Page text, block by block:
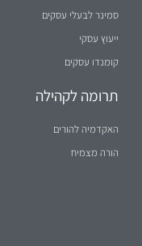
סמינר לבעלי עסקים
ייעוץ עסקי
קומנדו עסקים
תרומה לקהילה
האקדמיה להורים
הורה מצמיח